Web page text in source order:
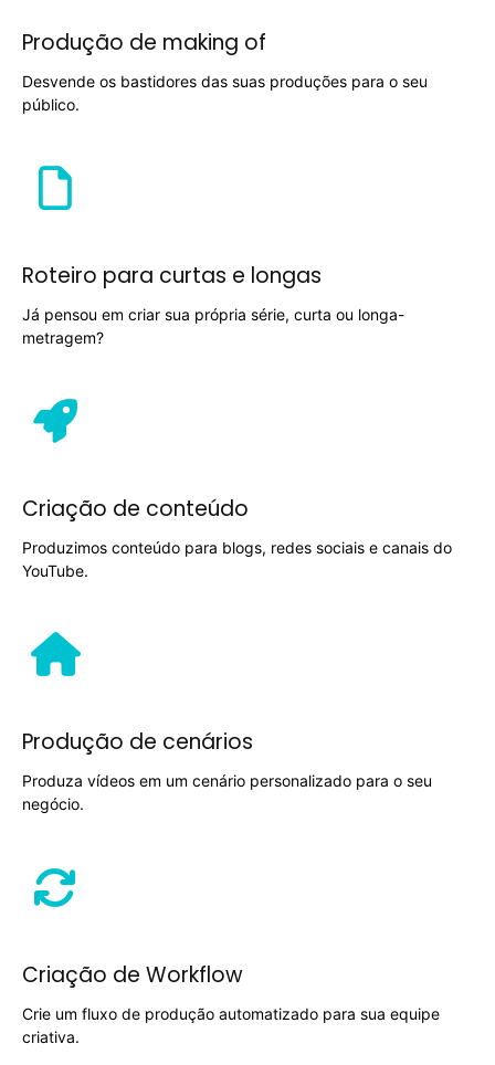
Produção de making of
Desvende os bastidores das suas produções para o seu
público.
Roteiro para curtas e longas
Já pensou em criar sua própria série, curta ou longa-
metragem?
Criação de conteúdo
Produzimos conteúdo para blogs, redes sociais e canais do
YouTube.
Produção de cenários
Produza vídeos em um cenário personalizado para o seu
negócio.
Criação de Workflow
Crie um fluxo de produção automatizado para sua equipe
criativa.